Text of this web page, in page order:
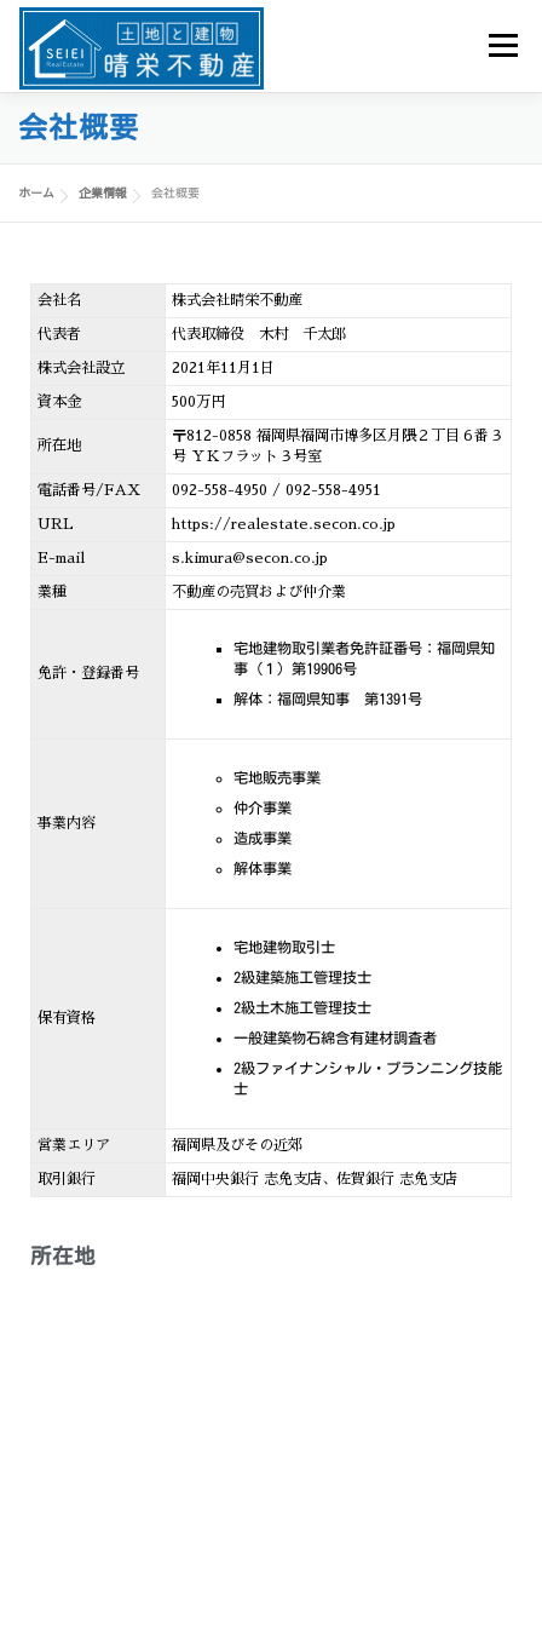
メニュー
物件を探す
会社概要
ホーム 企業情報 会社概要
会社名 株式会社晴栄不動産
代表者 代表取締役 木村 千太郎
株式会社設立 2021年11月1日
資本金 500万円
所在地
〒812-0858 福岡県福岡市博多区月隈２丁目６番３
号 ＹＫフラット３号室
電話番号/FAX 092-558-4950 / 092-558-4951
URL https://realestate.secon.co.jp
E-mail s.kimura@secon.co.jp
業種 不動産の売買および仲介業
免許・登録番号
宅地建物取引業者免許証番号：福岡県知
事（１）第19906号
解体：福岡県知事 第1391号
事業内容
宅地販売事業
仲介事業
造成事業
解体事業
保有資格
宅地建物取引士
2級建築施工管理技士
2級土木施工管理技士
一般建築物石綿含有建材調査者
2級ファイナンシャル・プランニング技能
士
営業エリア 福岡県及びその近郊
取引銀行 福岡中央銀行 志免支店、佐賀銀行 志免支店
所在地